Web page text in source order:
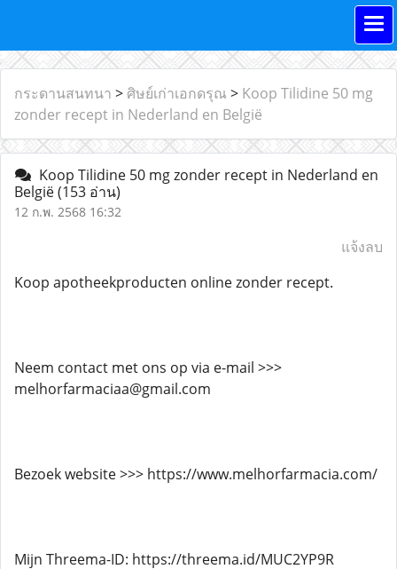
กระดานสนทนา > ศิษย์เก่าเอกดรุณ > Koop Tilidine 50 mg
zonder recept in Nederland en België
Koop Tilidine 50 mg zonder recept in Nederland en
België(153 อ่าน)
12 ก.พ. 2568 16:32
แจ้งลบ
Koop apotheekproducten online zonder recept.
Neem contact met ons op via e-mail >>>
melhorfarmaciaa@gmail.com
Bezoek website >>> https://www.melhorfarmacia.com/
Mijn Threema-ID: https://threema.id/MUC2YP9R